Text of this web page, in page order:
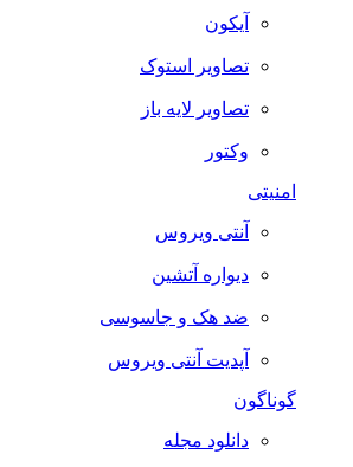
آیکون
تصاویر استوک
تصاویر لایه باز
وکتور
امنیتی
آنتی ویروس
دیواره آتشین
ضد هک و جاسوسی
آپدیت آنتی ویروس
گوناگون
دانلود مجله